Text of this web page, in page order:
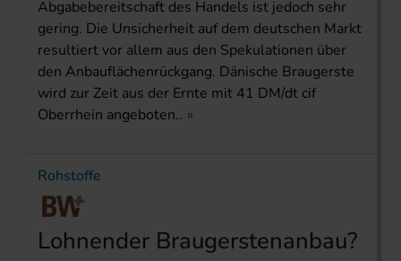
Abgabebereitschaft des Handels ist jedoch sehr
gering. Die Unsicherheit auf dem deutschen Markt
resultiert vor allem aus den Spekulationen über
den Anbauflächenrückgang. Dänische Braugerste
wird zur Zeit aus der Ernte mit 41 DM/dt cif
Oberrhein angeboten..
Rohstoffe
Lohnender Braugerstenanbau?